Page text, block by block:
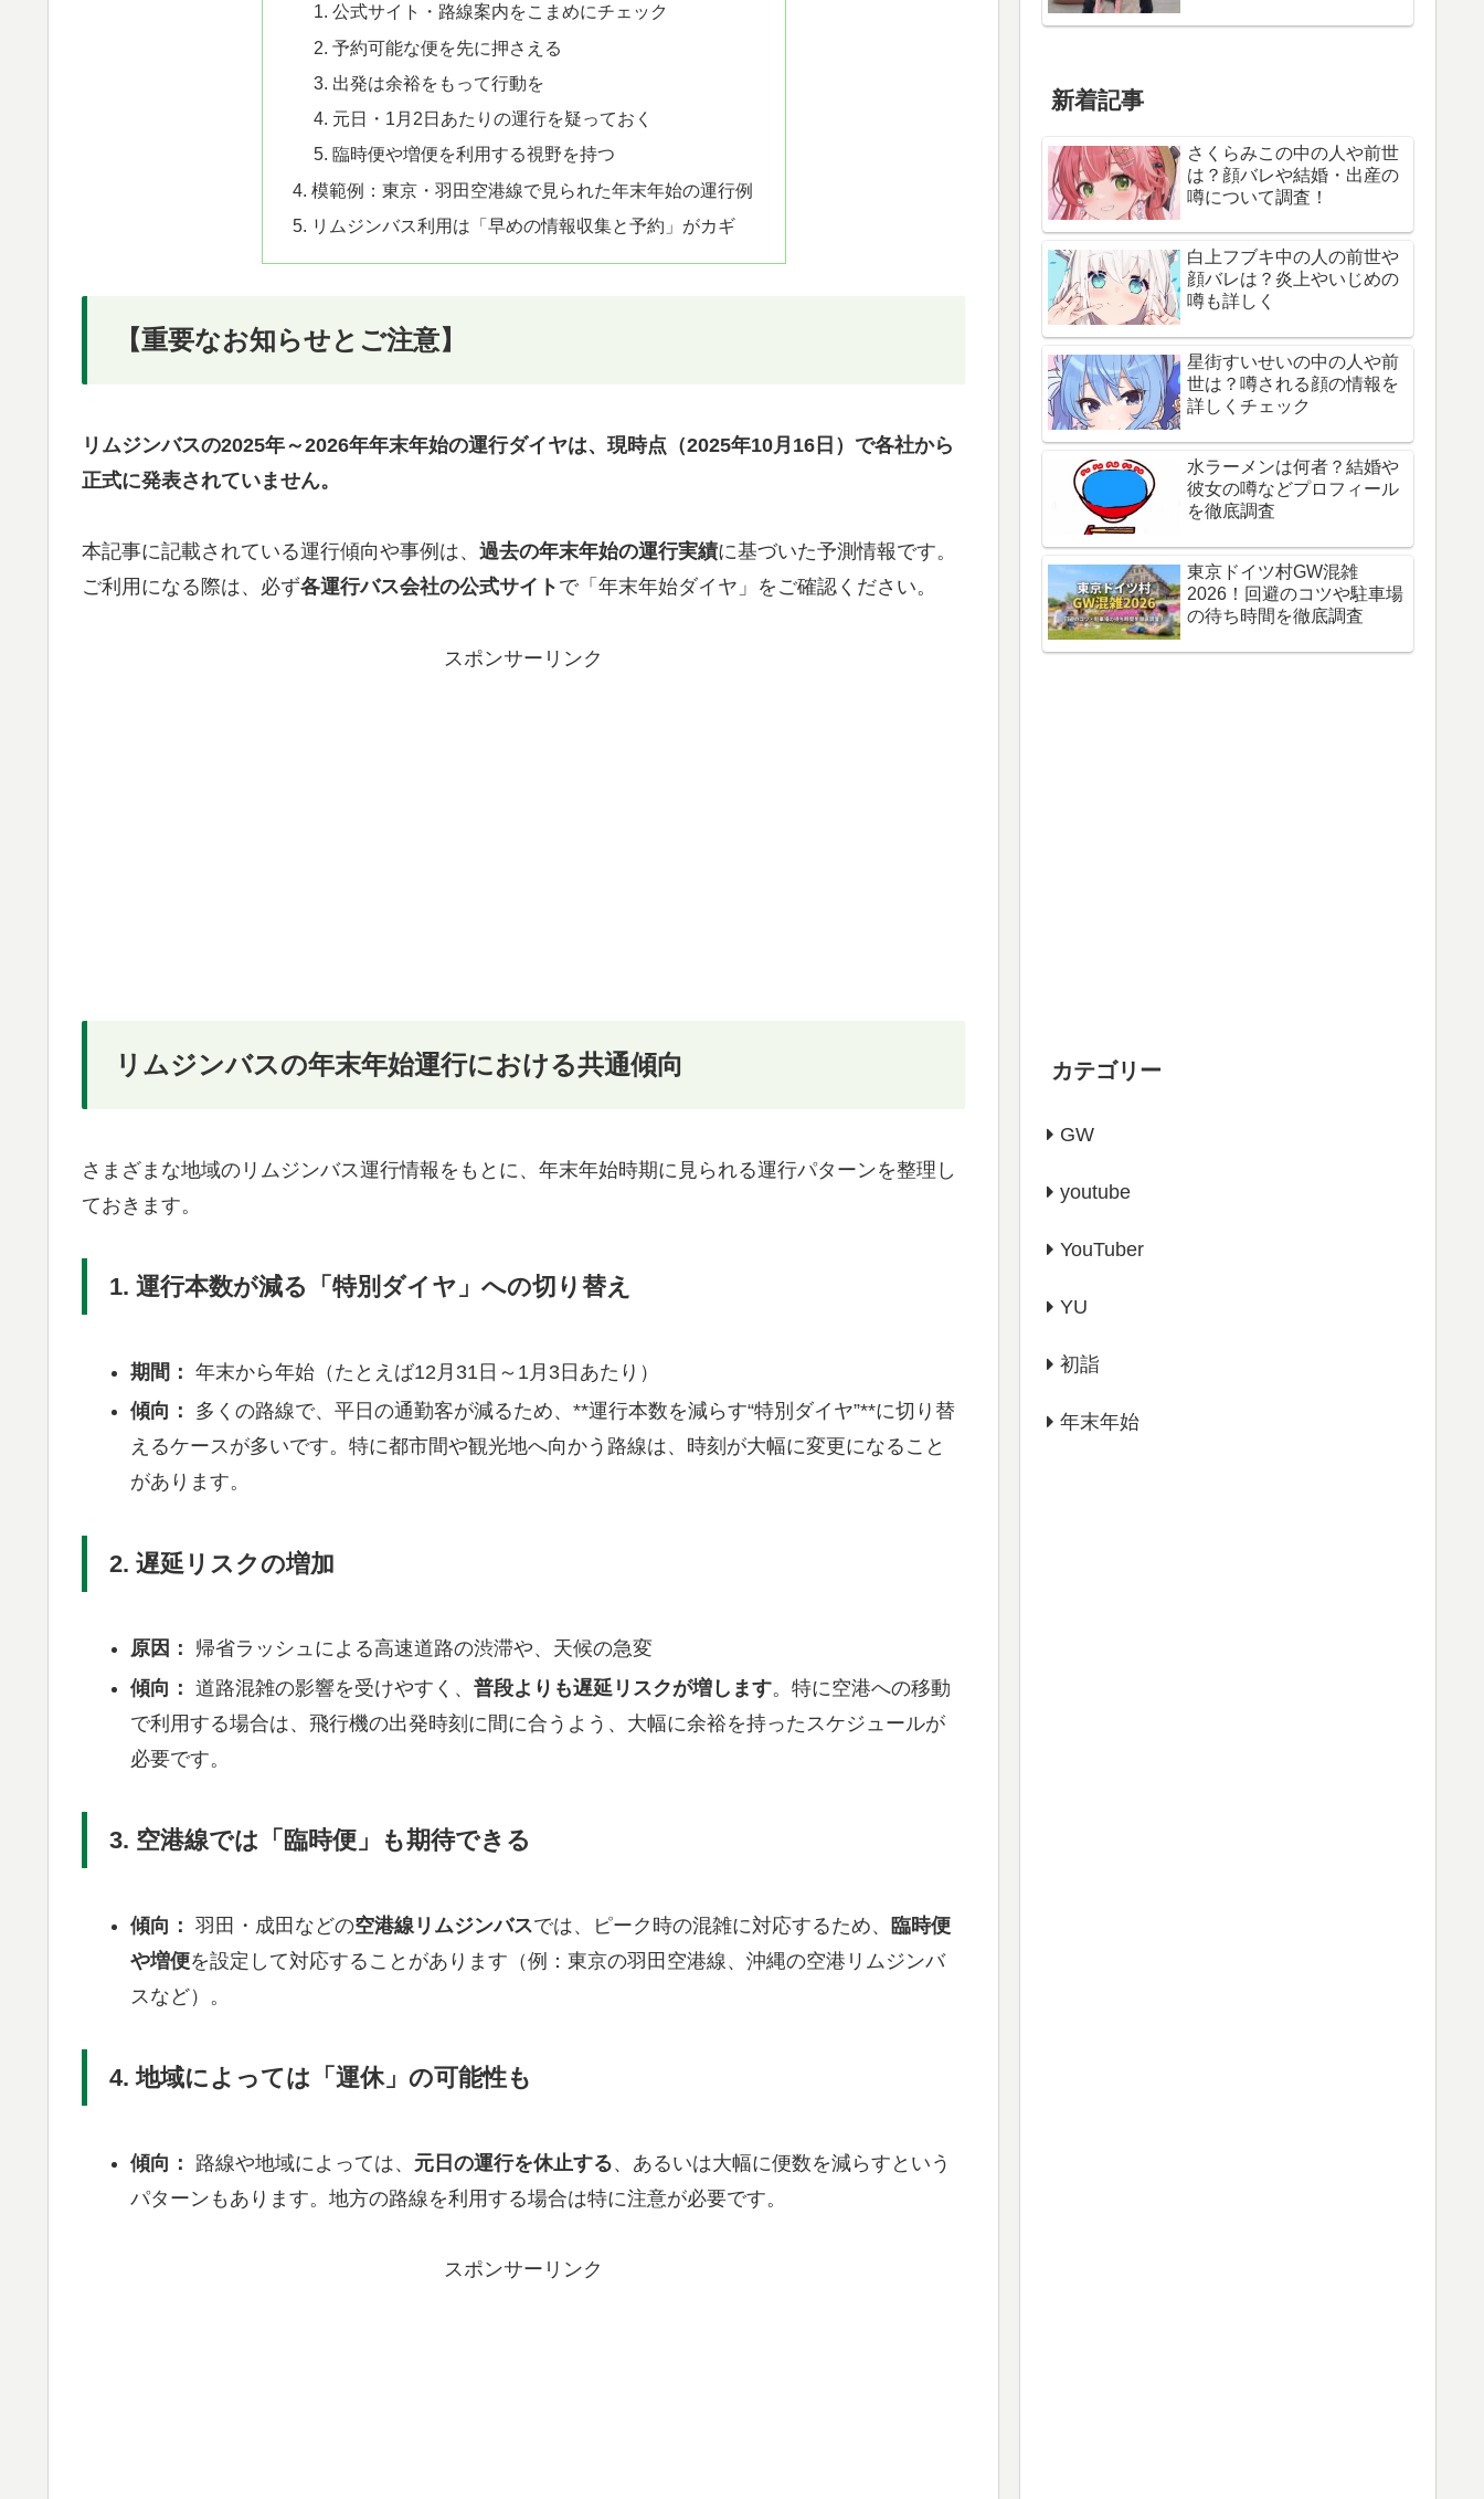
公式サイト・路線案内をこまめにチェック
予約可能な便を先に押さえる
出発は余裕をもって行動を
元日・1月2日あたりの運行を疑っておく
臨時便や増便を利用する視野を持つ
模範例：東京・羽田空港線で見られた年末年始の運行例
リムジンバス利用は「早めの情報収集と予約」がカギ
【重要なお知らせとご注意】
リムジンバスの2025年～2026年年末年始の運行ダイヤは、現時点（2025年10月16日）で各社から
正式に発表されていません。
本記事に記載されている運行傾向や事例は、 過去の年末年始の運行実績に基づいた予測情報です。
ご利用になる際は、必ず各運行バス会社の公式サイト で「年末年始ダイヤ」をご確認ください。
スポンサーリンク
リムジンバスの年末年始運行における共通傾向
さまざまな地域のリムジンバス運行情報をもとに、年末年始時期に見られる運行パターンを整理し
ておきます。
1. 運行本数が減る「特別ダイヤ」への切り替え
期間： 年末から年始（たとえば12月31日～1月3日あたり）
傾向：
多くの路線で、平日の通勤客が減るため、**運行本数を減らす“特別ダイヤ”**に切り替
えるケースが多いです。特に都市間や観光地へ向かう路線は、時刻が大幅に変更になること
があります。
2. 遅延リスクの増加
原因：
帰省ラッシュによる高速道路の渋滞や、天候の急変
傾向： 道路混雑の影響を受けやすく、 普段よりも遅延リスクが増します。特に空港への移動
で利用する場合は、飛行機の出発時刻に間に合うよう、大幅に余裕を持ったスケジュールが
必要です。
3. 空港線では「臨時便」も期待できる
傾向： 羽田・成田などの空港線リムジンバスでは、ピーク時の混雑に対応するため、
臨時便
や増便を設定して対応することがあります（例：東京の羽田空港線、沖縄の空港リムジンバ
スなど）。
4. 地域によっては「運休」の可能性も
傾向： 路線や地域によっては、 元日の運行を休止する、あるいは大幅に便数を減らすという
パターンもあります。地方の路線を利用する場合は特に注意が必要です。
スポンサーリンク
新着記事
さくらみこの中の人や前世
は？顔バレや結婚・出産の
噂について調査！
白上フブキ中の人の前世や
顔バレは？炎上やいじめの
噂も詳しく
星街すいせいの中の人や前
世は？噂される顔の情報を
詳しくチェック
水ラーメンは何者？結婚や
彼女の噂などプロフィール
を徹底調査
東京ドイツ村GW混雑
2026！回避のコツや駐車場
の待ち時間を徹底調査
カテゴリー
GW
youtube
YouTuber
YU
初詣
年末年始